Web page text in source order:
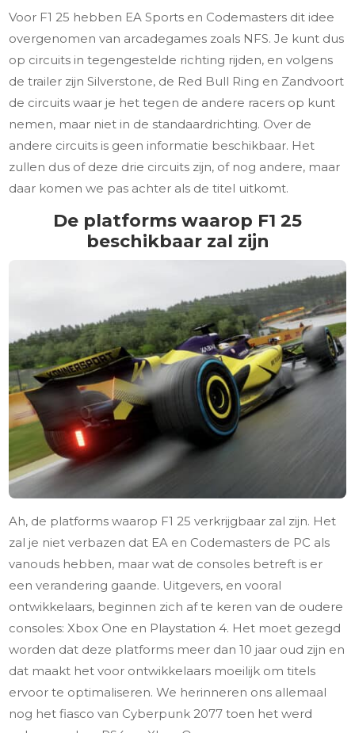
Voor F1 25 hebben EA Sports en Codemasters dit idee
overgenomen van arcadegames zoals NFS. Je kunt dus
op circuits in tegengestelde richting rijden, en volgens
de trailer zijn Silverstone, de Red Bull Ring en Zandvoort
de circuits waar je het tegen de andere racers op kunt
nemen, maar niet in de standaardrichting. Over de
andere circuits is geen informatie beschikbaar. Het
zullen dus of deze drie circuits zijn, of nog andere, maar
daar komen we pas achter als de titel uitkomt.
De platforms waarop F1 25
beschikbaar zal zijn
Ah, de platforms waarop F1 25 verkrijgbaar zal zijn. Het
zal je niet verbazen dat EA en Codemasters de PC als
vanouds hebben, maar wat de consoles betreft is er
een verandering gaande. Uitgevers, en vooral
ontwikkelaars, beginnen zich af te keren van de oudere
consoles: Xbox One en Playstation 4. Het moet gezegd
worden dat deze platforms meer dan 10 jaar oud zijn en
dat maakt het voor ontwikkelaars moeilijk om titels
ervoor te optimaliseren. We herinneren ons allemaal
nog het fiasco van Cyberpunk 2077 toen het werd